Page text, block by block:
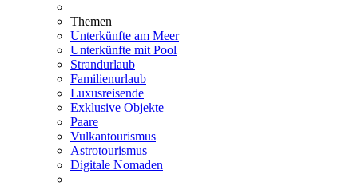
Themen
Unterkünfte am Meer
Unterkünfte mit Pool
Strandurlaub
Familienurlaub
Luxusreisende
Exklusive Objekte
Paare
Vulkantourismus
Astrotourismus
Digitale Nomaden